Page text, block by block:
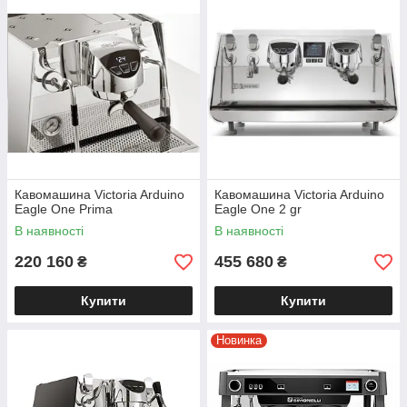
Стабільна якість напою
Хочете, щоб кожен капучіно був ідеальним, як на
картинці? Сучасна кавоварка для HoReCa
забезпечує стабільну екстракцію, точну
температуру і потрібний тиск. Ваша кава завжди
смачна, насичена і збалансована.
У годину пік важлива кожна секунда. Надійна
кавоварка для кав'ярні працює без збоїв, швидко
подає напої, заощаджує ваш час та нерви – і
Кавомашина Victoria Arduino
Eagle One Prima
В наявності
220 160 ₴
Купити
Кавомашина Victoria Arduino
Eagle One 2 gr
В наявності
455 680 ₴
Купити
Новинка